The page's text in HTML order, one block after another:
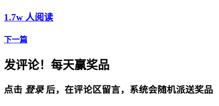
1.7w 人阅读
下一篇
发评论！每天赢奖品
点击 登录后，在评论区留言，系统会随机派送奖品